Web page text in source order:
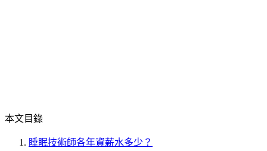
本文目錄
睡眠技術師各年資薪水多少？